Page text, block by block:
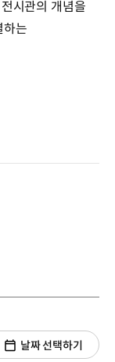
시관의 개념을
하는
날짜 선택하기